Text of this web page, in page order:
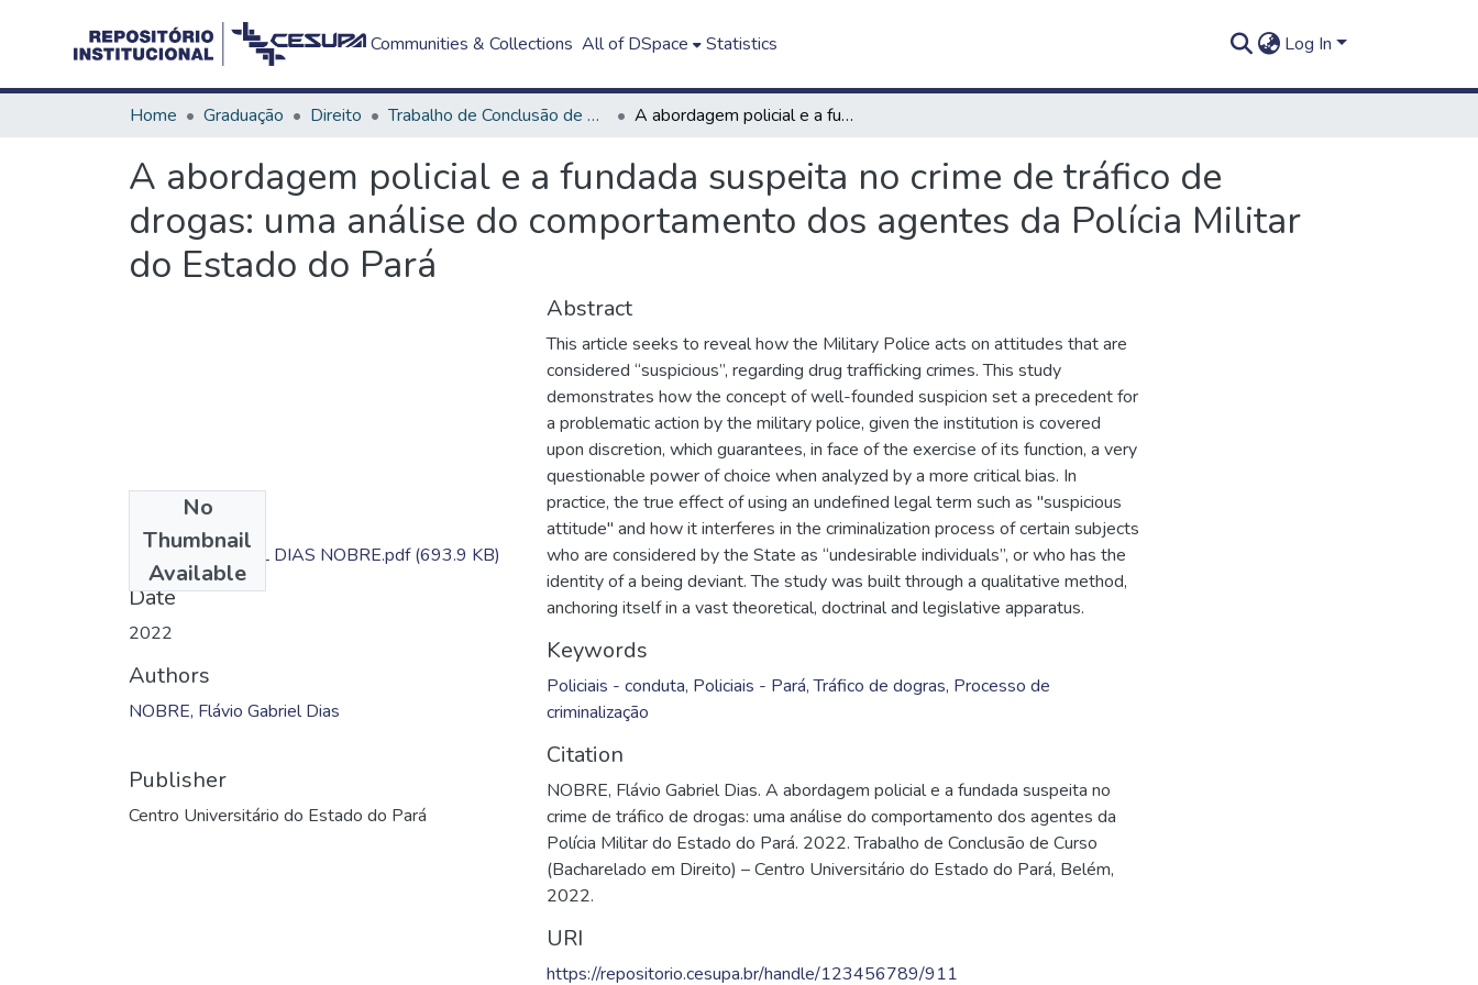
Communities & Collections All of DSpace Statistics Log In
Home Graduação Direito Trabalho de Conclusão de Curso - TCC A abordagem policial e a fundada suspeita no crime de tráfico de drogas: uma análise do comportamento dos agentes da Polícia Militar do Estado do Pará
A abordagem policial e a fundada suspeita no crime de tráfico de
drogas: uma análise do comportamento dos agentes da Polícia Militar
do Estado do Pará
No
Thumbnail
Available
FLÁVIO GABRIEL DIAS NOBRE.pdf(693.9 KB)
Date
2022
Authors
NOBRE, Flávio Gabriel Dias
Publisher
Centro Universitário do Estado do Pará
Abstract
This article seeks to reveal how the Military Police acts on attitudes that are
considered “suspicious”, regarding drug trafficking crimes. This study
demonstrates how the concept of well-founded suspicion set a precedent for
a problematic action by the military police, given the institution is covered
upon discretion, which guarantees, in face of the exercise of its function, a very
questionable power of choice when analyzed by a more critical bias. In
practice, the true effect of using an undefined legal term such as "suspicious
attitude" and how it interferes in the criminalization process of certain subjects
who are considered by the State as “undesirable individuals”, or who has the
identity of a being deviant. The study was built through a qualitative method,
anchoring itself in a vast theoretical, doctrinal and legislative apparatus.
Keywords
Policiais - conduta, Policiais - Pará,Tráfico de dogras, Processo de
criminalização
Citation
NOBRE, Flávio Gabriel Dias. A abordagem policial e a fundada suspeita no
crime de tráfico de drogas: uma análise do comportamento dos agentes da
Polícia Militar do Estado do Pará. 2022. Trabalho de Conclusão de Curso
(Bacharelado em Direito) – Centro Universitário do Estado do Pará, Belém,
2022.
URI
https://repositorio.cesupa.br/handle/123456789/911